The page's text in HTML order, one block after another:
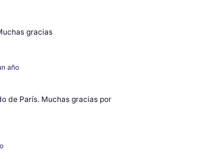
gracias
año
de París. Muchas gracias por